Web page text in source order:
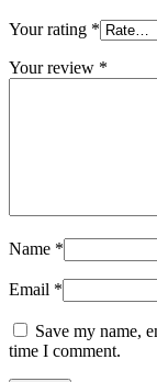
Your rating *
Your review *
Name *
Email *
Save my name,
time I comment.